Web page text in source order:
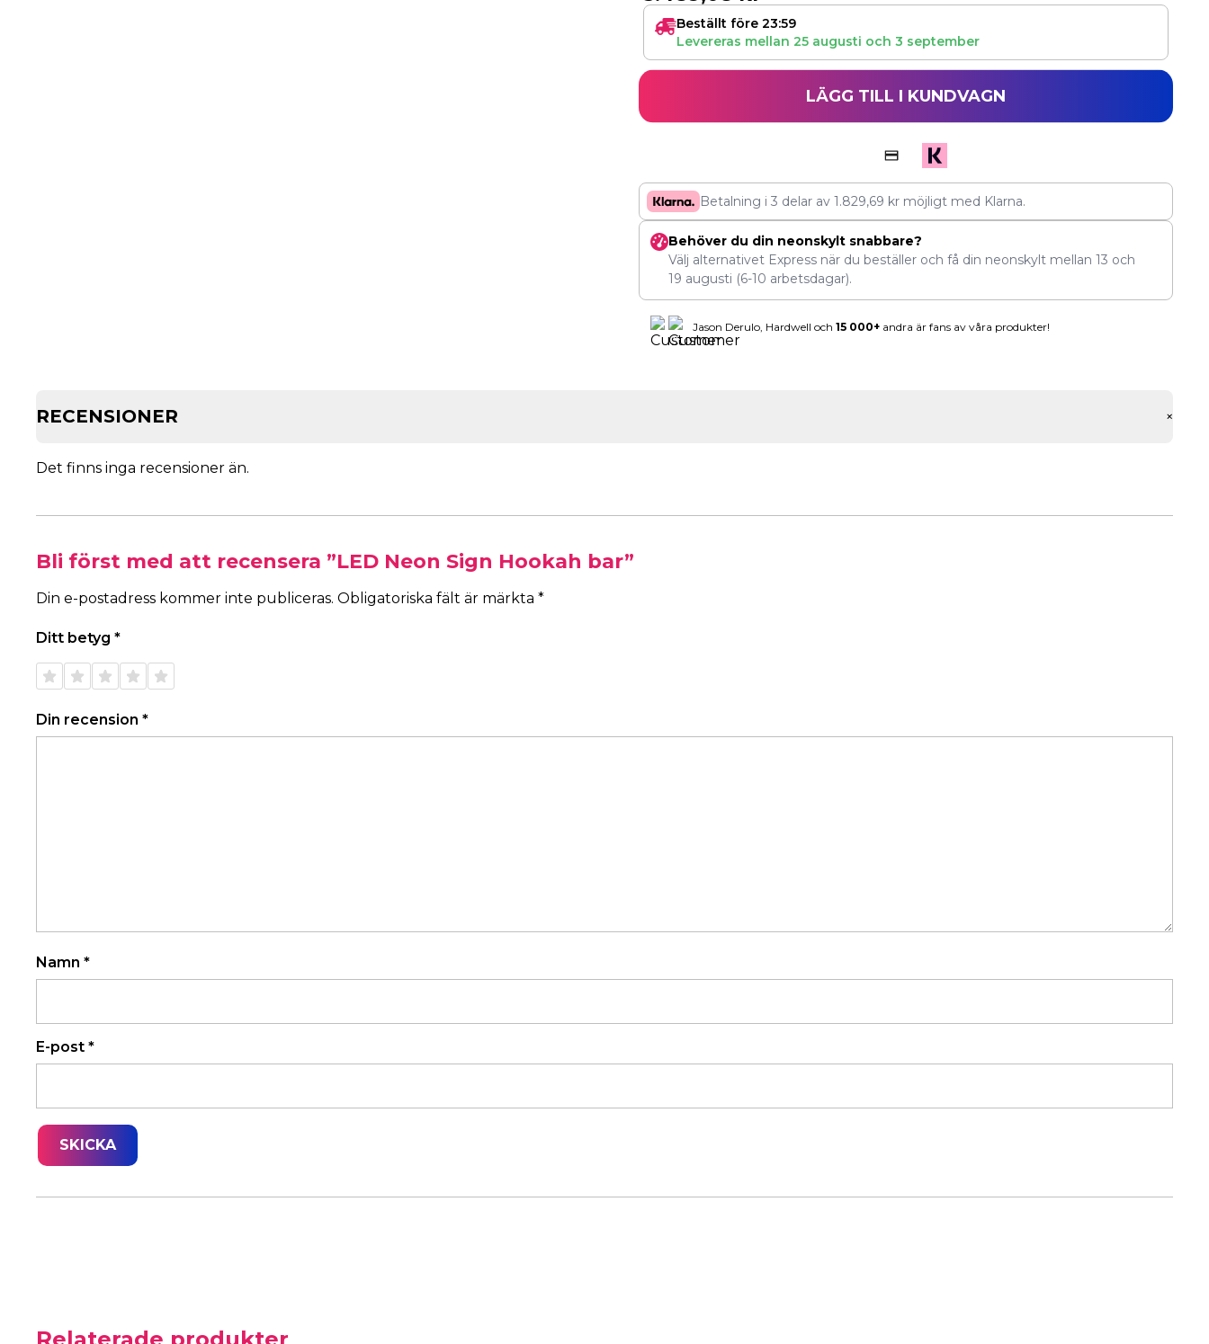
Beställt före 23:59
Levereras mellan 25 augusti och 3 september
LÄGG TILL I KUNDVAGN
Betalning i 3 delar av1.829,69 kr möjligt med Klarna.
Behöver du din neonskylt snabbare?
Välj alternativet Express när du beställer och få din neonskylt mellan 13 och
19 augusti (6-10 arbetsdagar).
Jason Derulo, Hardwell och 15 000+andra är fans av våra produkter!
RECENSIONER +
Det finns inga recensioner än.
Bli först med att recensera ”LED Neon Sign Hookah bar”
Din e-postadress kommer inte publiceras. Obligatoriska fält är märkta *
Ditt betyg *
1 av 5
stjärnor
2 av 5
stjärnor
3 av 5
stjärnor
4 av 5
stjärnor
5 av 5
stjärnor
Din recension *
Namn *
E-post *